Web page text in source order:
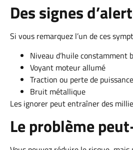
Des signes
Si vous remarquez l’un de ces
Niveau d’huile constamment
Voyant moteur allumé
Traction ou perte de puissance
Bruit métallique
Les ignorer peut entraîner des
Le problème